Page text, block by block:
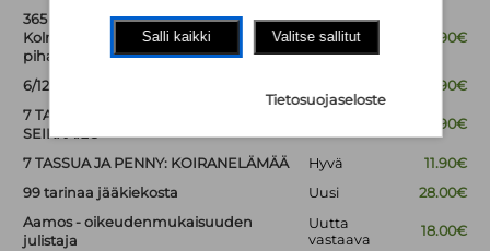
365 PIHALEIKKIÄ -
Kolmesataakuusikymmentäviisi
pihaleikkiä
Hyvä 16.90€
6/12
19.90€
7 TASSUA JA PENNY 8: HYYTÄVÄ
SEIKKAILU
10.90€
7 TASSUA JA PENNY: KOIRANELÄMÄÄ Hyvä
11.90€
99 tarinaa jääkiekosta
Uusi
28.00€
Aamos - oikeudenmukaisuuden
julistaja
Uutta
vastaava
18.00€
Salli kaikki Valitse sallitut
Tietosuojaseloste